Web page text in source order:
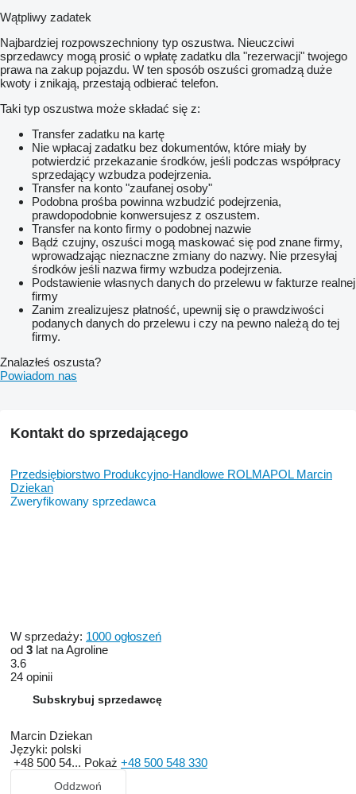
końcówki 3-poz
Wyposażenie dodatkowe
RSM
dzielenie lancy
dodatkowa sekcja
rama i lanca w ocynku
hydrauliczne podnoszenie belki
Wątpliwy zadatek
Najbardziej rozpowszechniony typ oszustwa. Nieuczciwi
sprzedawcy mogą prosić o wpłatę zadatku dla "rezerwacji" twojego
prawa na zakup pojazdu. W ten sposób oszuści gromadzą duże
kwoty i znikają, przestają odbierać telefon.
Taki typ oszustwa może składać się z:
Transfer zadatku na kartę
Nie wpłacaj zadatku bez dokumentów, które miały by
potwierdzić przekazanie środków, jeśli podczas współpracy
sprzedający wzbudza podejrzenia.
Transfer na konto "zaufanej osoby"
Podobna prośba powinna wzbudzić podejrzenia,
prawdopodobnie konwersujesz z oszustem.
Transfer na konto firmy o podobnej nazwie
Bądź czujny, oszuści mogą maskować się pod znane firmy,
wprowadzając nieznaczne zmiany do nazwy. Nie przesyłaj
środków jeśli nazwa firmy wzbudza podejrzenia.
Podstawienie własnych danych do przelewu w fakturze realnej
firmy
Zanim zrealizujesz płatność, upewnij się o prawdziwości
podanych danych do przelewu i czy na pewno należą do tej
firmy.
Znalazłeś oszusta?
Powiadom nas
Kontakt do sprzedającego
Przedsiębiorstwo Produkcyjno-Handlowe ROLMAPOL Marcin
Dziekan
Zweryfikowany sprzedawca
W sprzedaży: 1000 ogłoszeń
od 3 lat na Agroline
3.6
24 opinii
Subskrybuj sprzedawcę
Marcin Dziekan
Języki: polski
+48 500 54... Pokaż +48 500 548 330
Oddzwoń